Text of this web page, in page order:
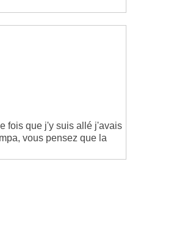
fois que j'y suis allé j'avais
vous pensez que la